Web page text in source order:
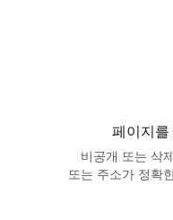
페이지를
비공개 또는 삭
또는 주소가 정확